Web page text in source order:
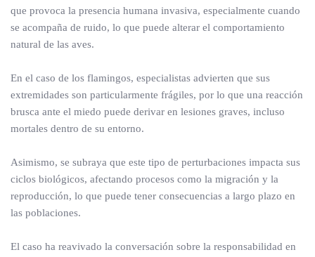
que provoca la presencia humana invasiva, especialmente cuando
se acompaña de ruido, lo que puede alterar el comportamiento
natural de las aves.
En el caso de los flamingos, especialistas advierten que sus
extremidades son particularmente frágiles, por lo que una reacción
brusca ante el miedo puede derivar en lesiones graves, incluso
mortales dentro de su entorno.
Asimismo, se subraya que este tipo de perturbaciones impacta sus
ciclos biológicos, afectando procesos como la migración y la
reproducción, lo que puede tener consecuencias a largo plazo en
las poblaciones.
El caso ha reavivado la conversación sobre la responsabilidad en